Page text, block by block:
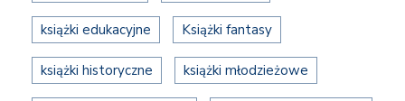
książki edukacyjne Książki fantasy
książki historyczne książki młodzieżowe